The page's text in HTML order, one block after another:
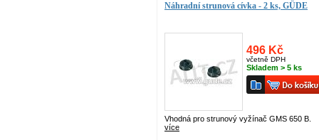
Náhradní strunová cívka - 2 ks, GÜDE
496 Kč
včetně DPH
Skladem > 5 ks
Vhodná pro strunový vyžínač GMS 650 B.
více